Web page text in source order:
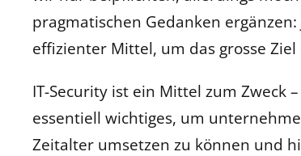
pragmatischen Gedanken
effizienter Mittel, um das grosse
IT-Security ist ein Mittel zum Zweck
essentiell wichtiges, um
Zeitalter umsetzen zu können und